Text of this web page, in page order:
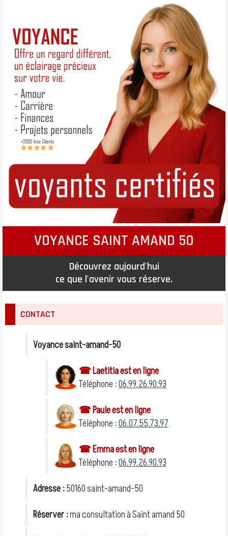
VOYANCE SAINT AMAND 50
Découvrez aujourd'hui
ce que l'avenir vous réserve.
CONTACT
Voyance saint-amand-50
☎ Laetitia est en ligne
Téléphone :06.99.26.90.93
☎ Paule est en ligne
Téléphone :06.07.55.73.97
☎ Emma est en ligne
Téléphone :06.99.26.90.93
Adresse :50160 saint-amand-50
Réserver :ma consultation à Saint amand 50